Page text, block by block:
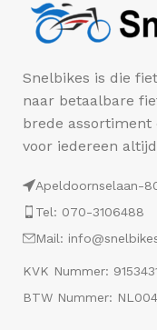
Snelbikes is die
naar betaalbare
brede
voor iedereen
Apeldoornselaan-
Tel: 070-3106488
Mail:
KVK Nummer:
BTW Nummer: